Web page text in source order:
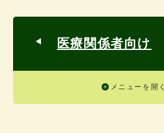
医療関係者向け
メニューを開く